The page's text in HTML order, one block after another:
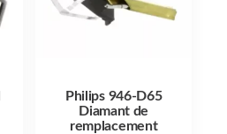
Philips 946-D65
Diamant de
remplacement